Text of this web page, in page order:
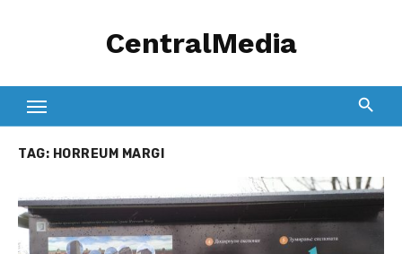
CentralMedia
TAG: HORREUM MARGI